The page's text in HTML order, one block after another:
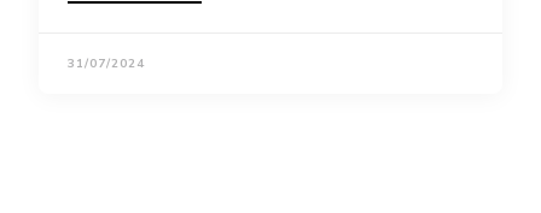
31/07/2024